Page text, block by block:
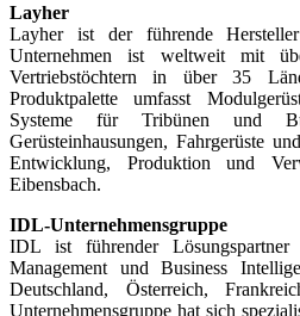
Layher
Layher ist der führende
Unternehmen ist weltweit mit
Vertriebstöchtern in über 35
Produktpalette umfasst
Systeme für Tribünen und
Gerüsteinhausungen, Fahrgerüste
Entwicklung, Produktion und
Eibensbach.
IDL-Unternehmensgruppe
IDL ist führender Lösungspartner
Management und Business
Deutschland, Österreich,
Unternehmensgruppe hat sich